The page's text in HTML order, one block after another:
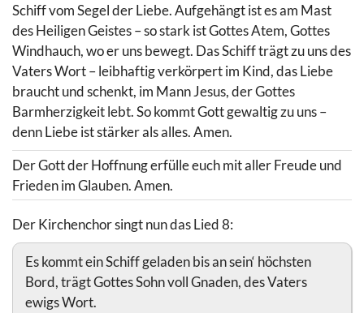
Schiff vom Segel der Liebe. Aufgehängt ist es am Mast
des Heiligen Geistes – so stark ist Gottes Atem, Gottes
Windhauch, wo er uns bewegt. Das Schiff trägt zu uns des
Vaters Wort – leibhaftig verkörpert im Kind, das Liebe
braucht und schenkt, im Mann Jesus, der Gottes
Barmherzigkeit lebt. So kommt Gott gewaltig zu uns –
denn Liebe ist stärker als alles. Amen.
Der Gott der Hoffnung erfülle euch mit aller Freude und
Frieden im Glauben. Amen.
Der Kirchenchor singt nun das Lied 8:
Es kommt ein Schiff geladen bis an sein‘ höchsten
Bord, trägt Gottes Sohn voll Gnaden, des Vaters
ewigs Wort.